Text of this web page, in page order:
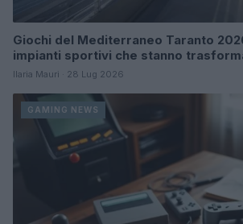
Giochi del Mediterraneo Taranto
impianti sportivi che stanno
Ilaria Mauri · 28 Lug 2026
GAMING NEWS